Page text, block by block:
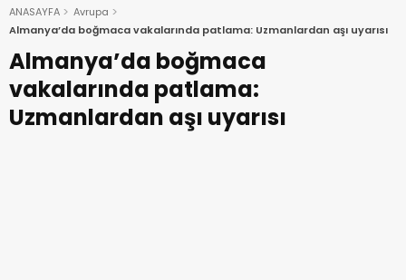
ANASAYFA
Avrupa
Almanya’da boğmaca vakalarında patlama: Uzmanlardan aşı uyarısı
Almanya’da boğmaca
vakalarında patlama:
Uzmanlardan aşı uyarısı